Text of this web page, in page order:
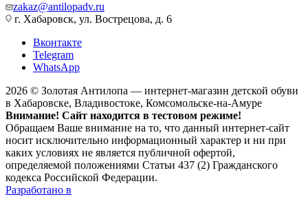
zakaz@antilopadv.ru
г. Хабаровск, ул. Вострецова, д. 6
Вконтакте
Telegram
WhatsApp
2026 © Золотая Антилопа — интернет-магазин детской обуви
в Хабаровске, Владивостоке, Комсомольске-на-Амуре
Внимание! Сайт находится в тестовом режиме!
Обращаем Ваше внимание на то, что данный интернет-сайт
носит исключительно информационный характер и ни при
каких условиях не является публичной офертой,
определяемой положениями Статьи 437 (2) Гражданского
кодекса Российской Федерации.
Разработано в